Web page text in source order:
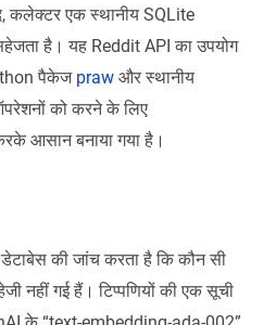
कलेक्टर एक स्थानीय SQLite
है। यह Reddit API का उपयोग
पैकेज praw और स्थानीय
को करने के लिए
आसान बनाया गया है।
की जांच करता है कि कौन सी
नहीं गई हैं। टिप्पणियों की एक सूची